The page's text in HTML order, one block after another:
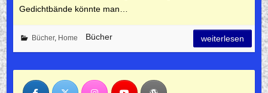
Gedichtbände könnte man…
Bücher, Home Bücher weiterlesen